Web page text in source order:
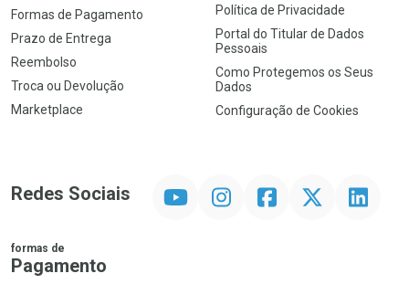
Formas de Pagamento
Prazo de Entrega
Reembolso
Troca ou Devolução
Marketplace
Política de Privacidade
Portal do Titular de Dados
Pessoais
Como Protegemos os Seus
Dados
Configuração de Cookies
Redes Sociais InstagramFacebookTwitter Linkedin
formas de
Pagamento